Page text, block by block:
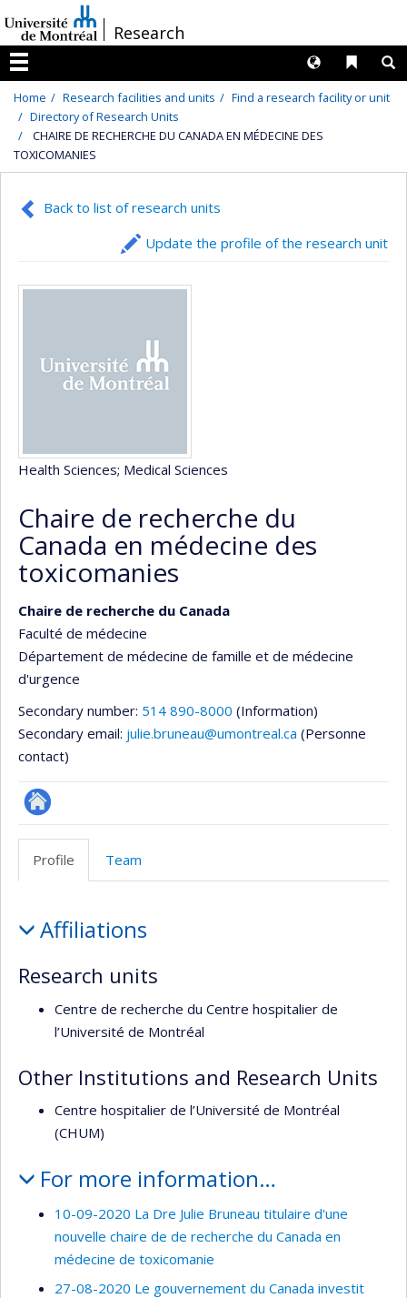
au
contenu
/Research
Menu
Liens
Langues
Home Research facilities and units
Find a research facility or unit
Directory of Research Units
CHAIRE DE RECHERCHE DU CANADA EN MÉDECINE DES
TOXICOMANIES
Back to list of research units
Update the profile of the research unit
Health Sciences; Medical Sciences
Chaire de recherche du
Canada en médecine des
toxicomanies
Chaire de recherche du Canada
Faculté de médecine
Département de médecine de famille et de médecine
d'urgence
Secondary number: 514 890-8000 (Information)
Secondary email: julie.bruneau@umontreal.ca (Personne
contact)
Autre
Profile Team
Affiliations
Research units
Centre de recherche du Centre hospitalier de
l’Université de Montréal
Other Institutions and Research Units
Centre hospitalier de l’Université de Montréal
(CHUM)
For more information…
10-09-2020 La Dre Julie Bruneau titulaire d'une
nouvelle chaire de de recherche du Canada en
médecine de toxicomanie
27-08-2020 Le gouvernement du Canada investit